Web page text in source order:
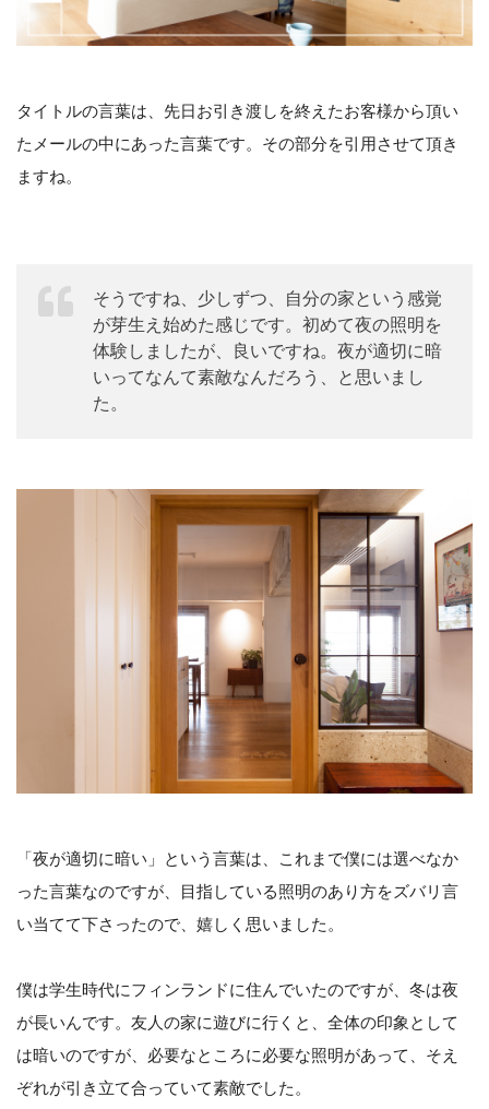
タイトルの言葉は、先日お引き渡しを終えたお客様から頂い
たメールの中にあった言葉です。その部分を引用させて頂き
ますね。
そうですね、少しずつ、自分の家という感覚
が芽生え始めた感じです。初めて夜の照明を
体験しましたが、良いですね。夜が適切に暗
いってなんて素敵なんだろう、と思いまし
た。
「夜が適切に暗い」という言葉は、これまで僕には選べなか
った言葉なのですが、目指している照明のあり方をズバリ言
い当てて下さったので、嬉しく思いました。
僕は学生時代にフィンランドに住んでいたのですが、冬は夜
が長いんです。友人の家に遊びに行くと、全体の印象として
は暗いのですが、必要なところに必要な照明があって、そえ
ぞれが引き立て合っていて素敵でした。